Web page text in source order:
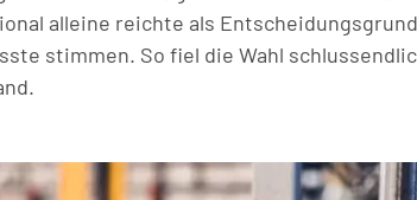
alleine reichte als
stimmen. So fiel die Wahl